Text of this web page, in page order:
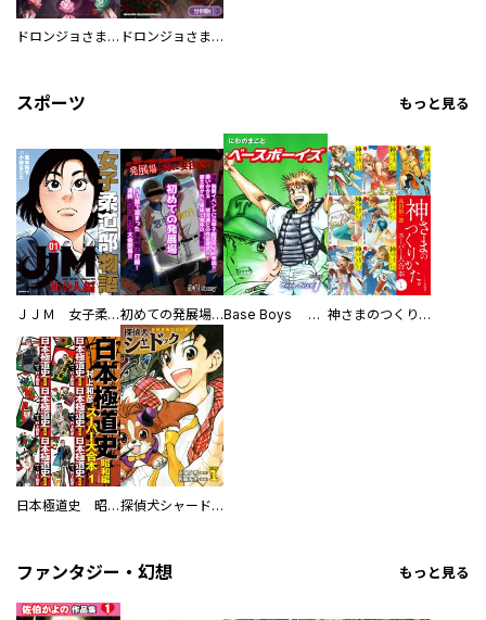
ドロンジョさまは転生しても悪役令嬢のままだった ドロンジョさまは転生しても悪役令嬢のままだった【分冊版】
スポーツ もっと見る
ＪＪＭ 女子柔道部物語 社会人編 初めての発展場 【白抜き修正版】 Base Boys 新装版 神さまのつくりかた。スーパー大合本
日本極道史 昭和編 スーパー大合本 探偵犬シャードック（新装版）
ファンタジー・幻想 もっと見る